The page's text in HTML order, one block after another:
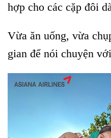
hợp cho các cặp đôi
Vừa ăn uống, vừa
gian để nói chuyện